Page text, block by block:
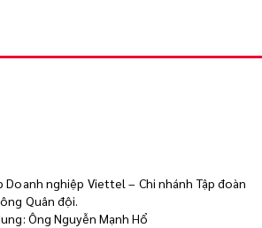
Doanh nghiệp Viettel – Chi nhánh Tập đoàn
Quân đội.
Ông Nguyễn Mạnh Hổ